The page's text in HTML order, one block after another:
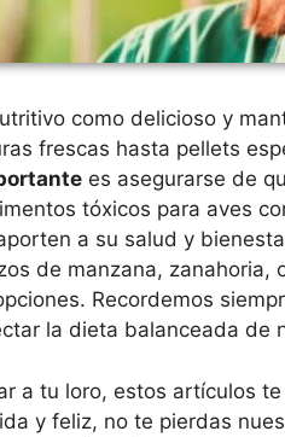
como delicioso y
frescas hasta pellets
es asegurarse de
tóxicos para aves
a su salud y
de manzana, zanahoria,
Recordemos
la dieta balanceada de
a tu loro, estos artículos
y feliz, no te pierdas